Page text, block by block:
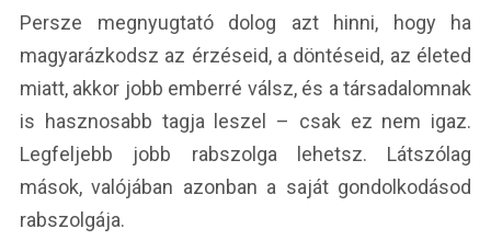
Persze megnyugtató dolog azt hinni, hogy ha
magyarázkodsz az érzéseid, a döntéseid, az életed
miatt, akkor jobb emberré válsz, és a társadalomnak
is hasznosabb tagja leszel – csak ez nem igaz.
Legfeljebb jobb rabszolga lehetsz. Látszólag
mások, valójában azonban a saját gondolkodásod
rabszolgája.